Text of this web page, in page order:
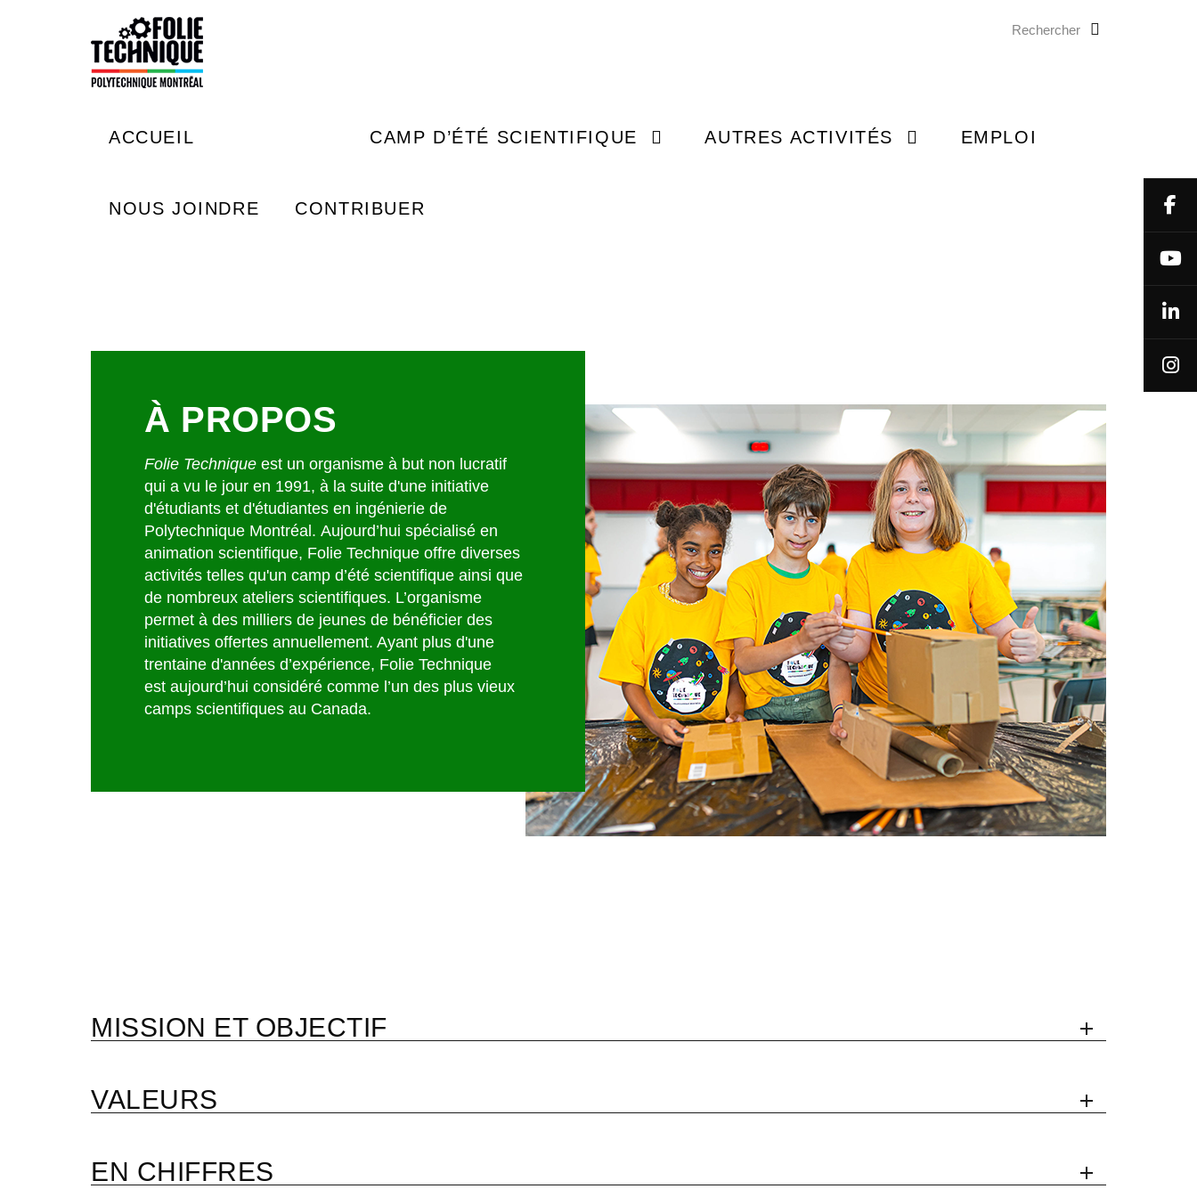
Rechercher
Rechercher
ACCUEIL CAMP D’ÉTÉ SCIENTIFIQUE
ADO (15 À 17 ANS) AUTRES ACTIVITÉS
ÉVÉNEMENTS EMPLOI
NOUS JOINDRE CONTRIBUER
À PROPOS
Folie Technique est un organisme à but non lucratif
qui a vu le jour en 1991, à la suite d'une initiative
d'étudiants et d'étudiantes en ingénierie de
Polytechnique Montréal. Aujourd’hui spécialisé en
animation scientifique, Folie Technique offre diverses
activités telles qu'un camp d’été scientifique ainsi que
de nombreux ateliers scientifiques. L’organisme
permet à des milliers de jeunes de bénéficier des
initiatives offertes annuellement. Ayant plus d'une
trentaine d'années d’expérience, Folie Technique
est aujourd’hui considéré comme l’un des plus vieux
camps scientifiques au Canada.
MISSION ET OBJECTIF
VALEURS
EN CHIFFRES